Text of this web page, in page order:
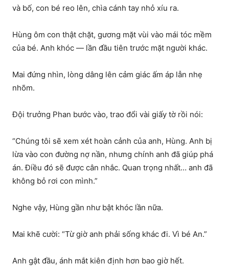
và bố, con bé reo lên, chìa cánh tay nhỏ xíu ra.
Hùng ôm con thật chặt, gương mặt vùi vào mái tóc mềm
của bé. Anh khóc — lần đầu tiên trước mặt người khác.
Mai đứng nhìn, lòng dâng lên cảm giác ấm áp lẫn nhẹ
nhõm.
Đội trưởng Phan bước vào, trao đổi vài giấy tờ rồi nói:
“Chúng tôi sẽ xem xét hoàn cảnh của anh, Hùng. Anh bị
lừa vào con đường nợ nần, nhưng chính anh đã giúp phá
án. Điều đó sẽ được cân nhắc. Quan trọng nhất… anh đã
không bỏ rơi con mình.”
Nghe vậy, Hùng gần như bật khóc lần nữa.
Mai khẽ cười: “Từ giờ anh phải sống khác đi. Vì bé An.”
Anh gật đầu, ánh mắt kiên định hơn bao giờ hết.